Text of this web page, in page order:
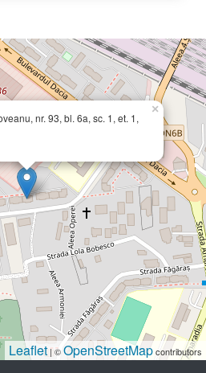
nr. 93, bl. 6a, sc. 1, et. 1,
×
Leaflet| ©OpenStreetMapcontributors